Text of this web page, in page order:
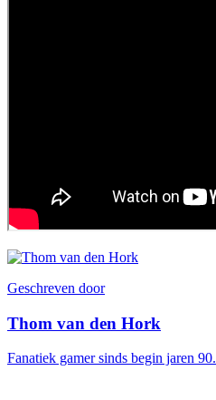
Geschreven door
Thom van den Hork
Fanatiek gamer sinds begin jaren 90.